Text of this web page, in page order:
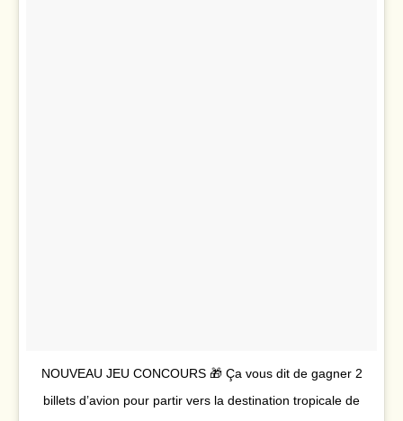
NOUVEAU JEU CONCOURS 🎁 Ça vous dit de gagner 2
billets d’avion pour partir vers la destination tropicale de